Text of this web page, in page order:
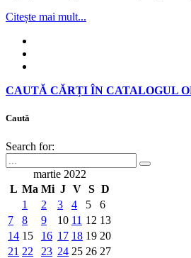
Citește mai mult...
CAUTĂ CĂRȚI ÎN CATALOGUL
Caută
Search for:
martie 2022
L Ma Mi J V S D
1
2 3 4 5
6
7
8 9 10 11 12 13
14 15 16 17 18 19 20
21 22 23 24 25 26 27